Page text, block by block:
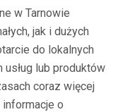
w Tarnowie
jak i dużych
do lokalnych
lub produktów
coraz więcej
o